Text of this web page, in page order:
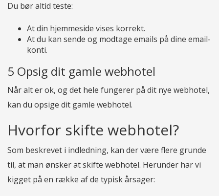
Du bør altid teste:
At din hjemmeside vises korrekt.
At du kan sende og modtage emails på dine email-
konti.
5 Opsig dit gamle webhotel
Når alt er ok, og det hele fungerer på dit nye webhotel,
kan du opsige dit gamle webhotel.
Hvorfor skifte webhotel?
Som beskrevet i indledning, kan der være flere grunde
til, at man ønsker at skifte webhotel. Herunder har vi
kigget på en række af de typisk årsager: